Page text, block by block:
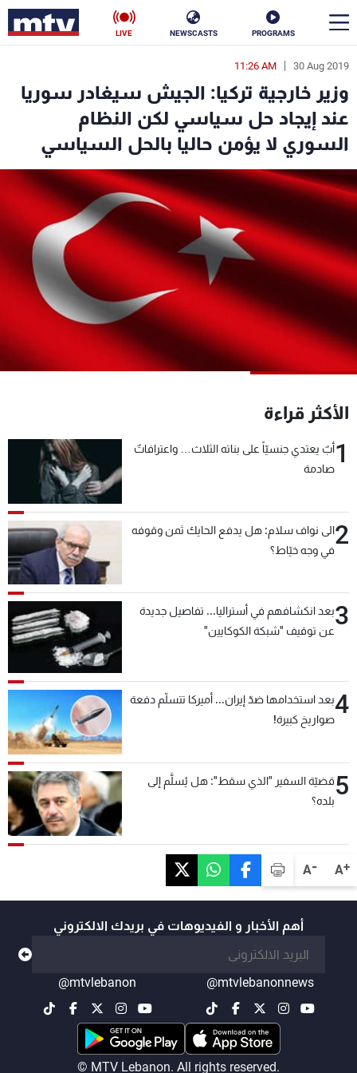
PROGRAMS
NEWSCASTS
LIVE
A+
A-
30 Aug 2019
11:26 AM
وزير خارجية تركيا: الجيش سيغادر سوريا
عند إيجاد حل سياسي لكن النظام
السوري لا يؤمن حاليا بالحل السياسي
الأكثر قراءة
1أبٌ يعتدي جنسيّاً على بناته الثلاث… واعترافاتٌ
صادمة
2الى نواف سلام: هل يدفع الحايك ثمن وقوفه
في وجه خيّاط؟
3بعد انكشافهم في أستراليا... تفاصيل جديدة
عن توقيف "شبكة الكوكايين"
4بعد استخدامها ضدّ إيران... أميركا تتسلّم دفعة
صواريخ كبيرة!
5قضيّة السفير "الذي سقط": هل يُسلَّم إلى
بلده؟
أهم الأخبار و الفيديوهات في بريدك الالكتروني
@mtvlebanonnews
@mtvlebanon
© MTV Lebanon. All rights reserved.
en
الأخبار
سياسة ناس
إقتصاد فن
رياضة
كأس العالم
البرامج
جدول البرامج
شاهد البرامج
عن MTV
الإنـتـاج
وظائف
شروط الإسـتخدام